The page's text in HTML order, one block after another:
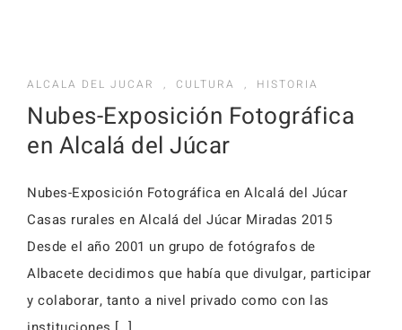
ALCALA DEL JUCAR , CULTURA , HISTORIA
Nubes-Exposición Fotográfica
en Alcalá del Júcar
Nubes-Exposición Fotográfica en Alcalá del Júcar
Casas rurales en Alcalá del Júcar Miradas 2015
Desde el año 2001 un grupo de fotógrafos de
Albacete decidimos que había que divulgar, participar
y colaborar, tanto a nivel privado como con las